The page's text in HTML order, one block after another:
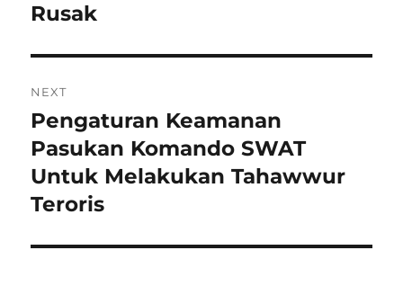
Rusak
NEXT
Next
post:
Pengaturan Keamanan
Pasukan Komando SWAT
Untuk Melakukan Tahawwur
Teroris